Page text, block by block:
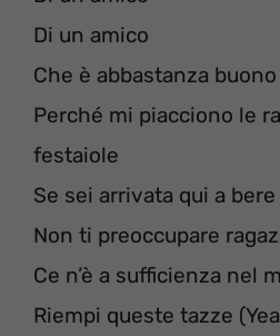
Di un amico
Che è abbastanza buono
Perché mi piacciono le
festaiole
Se sei arrivata qui a bere
Non ti preoccupare
Ce n’è a sufficienza nel
Riempi queste tazze